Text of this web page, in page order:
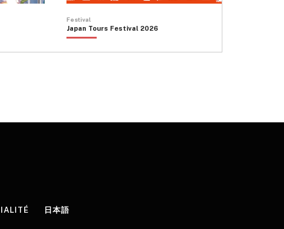
Festival
Japan Tours Festival 2026
日本語